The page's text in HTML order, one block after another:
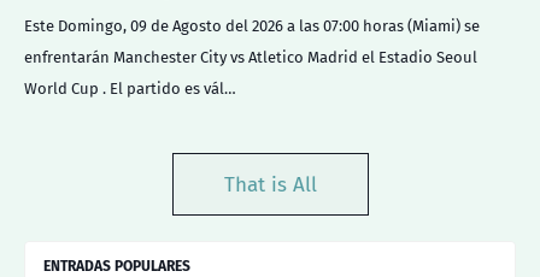
Este Domingo, 09 de Agosto del 2026 a las 07:00 horas (Miami) se
enfrentarán Manchester City vs Atletico Madrid el Estadio Seoul
World Cup . El partido es vál…
That is All
ENTRADAS POPULARES